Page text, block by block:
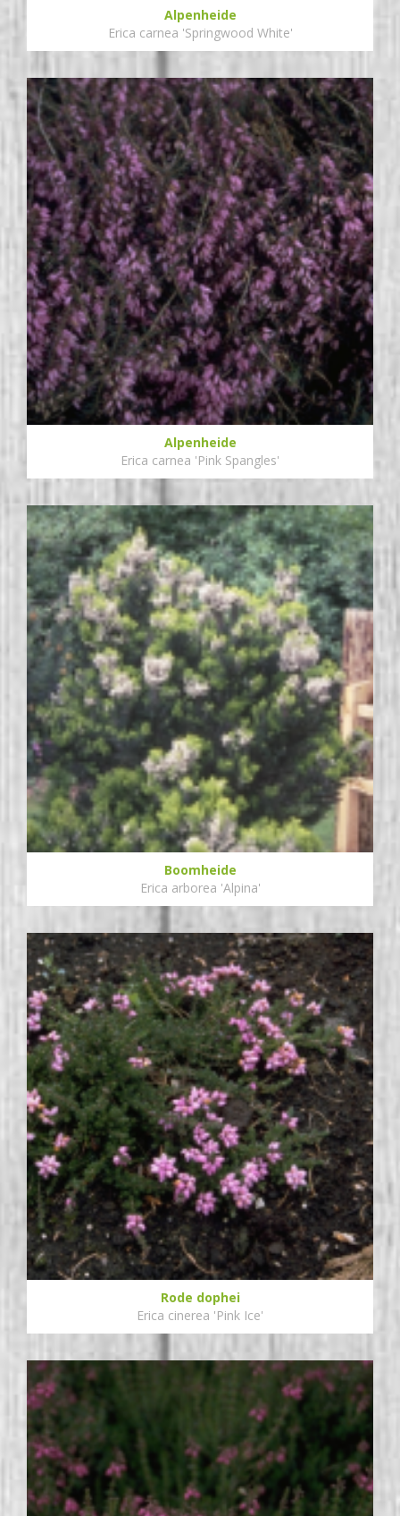
Alpenheide
Erica carnea 'Springwood White'
Alpenheide
Erica carnea 'Pink Spangles'
Boomheide
Erica arborea 'Alpina'
Rode dophei
Erica cinerea 'Pink Ice'